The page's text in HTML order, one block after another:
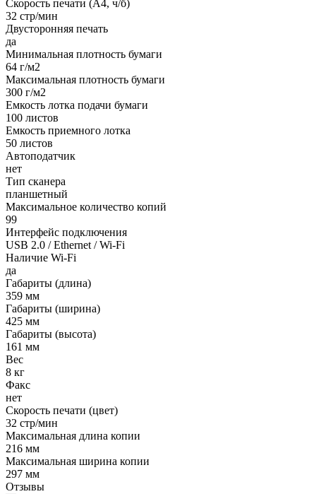
Скорость печати (А4, ч/б)
32 стр/мин
Двусторонняя печать
да
Минимальная плотность бумаги
64 г/м2
Максимальная плотность бумаги
300 г/м2
Емкость лотка подачи бумаги
100 листов
Емкость приемного лотка
50 листов
Автоподатчик
нет
Тип сканера
планшетный
Максимальное количество копий
99
Интерфейс подключения
USB 2.0 / Ethernet / Wi-Fi
Наличие Wi-Fi
да
Габариты (длина)
359 мм
Габариты (ширина)
425 мм
Габариты (высота)
161 мм
Вес
8 кг
Факс
нет
Скорость печати (цвет)
32 стр/мин
Максимальная длина копии
216 мм
Максимальная ширина копии
297 мм
Отзывы